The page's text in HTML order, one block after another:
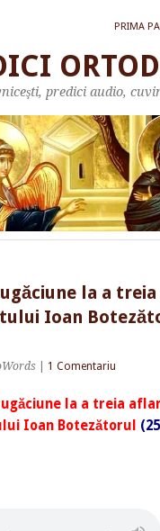
PRIMA
predici audio,
la a
Ioan
1 Comentariu
la a treia
Ioan Botezătorul